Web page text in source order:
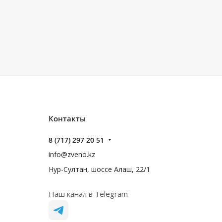
Контакты
8 (717) 297 20 51
info@zveno.kz
Нур-Султан, шоссе Алаш, 22/1
Наш канал в Telegram